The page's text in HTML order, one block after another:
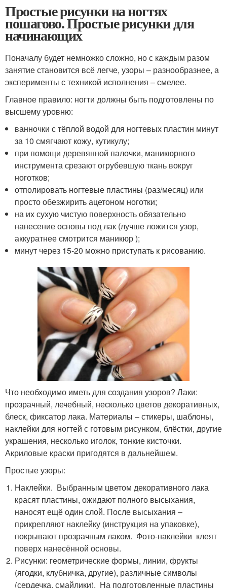
Простые рисунки на ногтях
пошагово. Простые рисунки для
начинающих
Поначалу будет немножко сложно, но с каждым разом
занятие становится всё легче, узоры – разнообразнее, а
эксперименты с техникой исполнения – смелее.
Главное правило: ногти должны быть подготовлены по
высшему уровню:
ванночки с тёплой водой для ногтевых пластин минут
за 10 смягчают кожу, кутикулу;
при помощи деревянной палочки, маникюрного
инструмента срезают огрубевшую ткань вокруг
ноготков;
отполировать ногтевые пластины (раз/месяц) или
просто обезжирить ацетоном ноготки;
на их сухую чистую поверхность обязательно
нанесение основы под лак (лучше ложится узор,
аккуратнее смотрится маникюр );
минут через 15-20 можно приступать к рисованию.
Что необходимо иметь для создания узоров? Лаки:
прозрачный, лечебный, несколько цветов декоративных,
блеск, фиксатор лака. Материалы – стикеры, шаблоны,
наклейки для ногтей с готовым рисунком, блёстки, другие
украшения, несколько иголок, тонкие кисточки.
Акриловые краски пригодятся в дальнейшем.
Простые узоры:
Наклейки. Выбранным цветом декоративного лака
красят пластины, ожидают полного высыхания,
наносят ещё один слой. После высыхания –
прикрепляют наклейку (инструкция на упаковке),
покрывают прозрачным лаком. Фото-наклейки клеят
поверх нанесённой основы.
Рисунки: геометрические формы, линии, фрукты
(ягодки, клубничка, другие), различные символы
(сердечка, смайлики). На подготовленные пластины